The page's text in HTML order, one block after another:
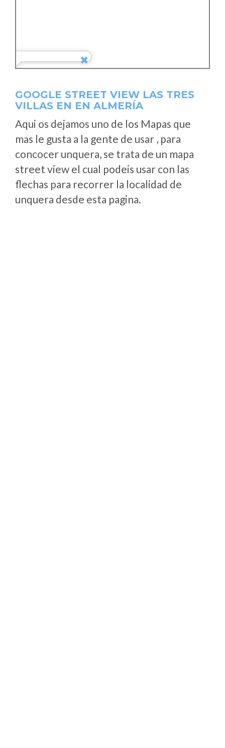
GOOGLE STREET VIEW LAS TRES
VILLAS EN EN ALMERÍA
Aqui os dejamos uno de los Mapas que
mas le gusta a la gente de usar , para
concocer unquera, se trata de un mapa
street view el cual podeis usar con las
flechas para recorrer la localidad de
unquera desde esta pagina.